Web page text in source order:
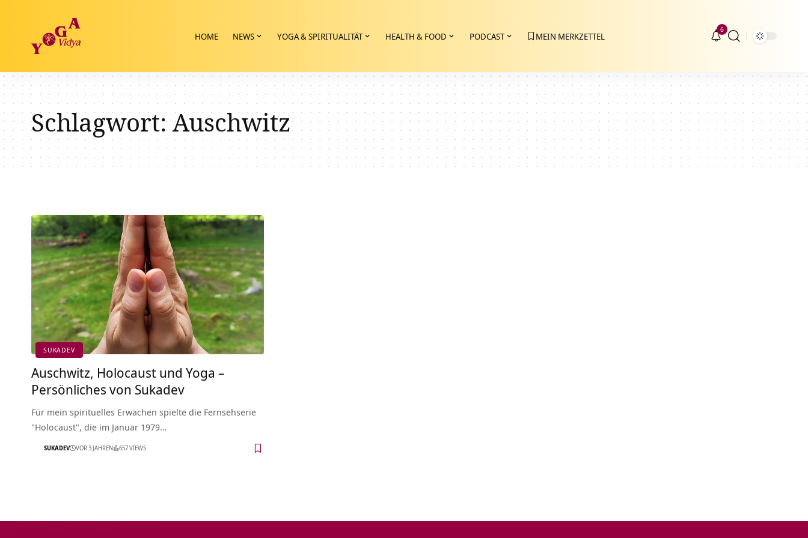
HOME NEWS YOGA & SPIRITUALITÄT HEALTH & FOOD PODCAST MEIN MERKZETTEL
6
Schlagwort:Auschwitz
SUKADEV
Auschwitz, Holocaust und Yoga –
Persönliches von Sukadev
Für mein spirituelles Erwachen spielte die Fernsehserie
"Holocaust", die im Januar 1979…
SUKADEV VOR 3 JAHREN 657 VIEWS